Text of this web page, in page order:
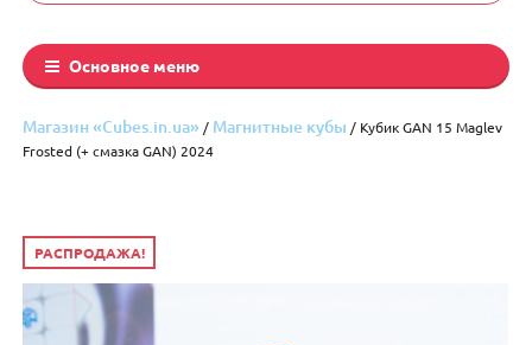
Основное меню
Магазин «Cubes.in.ua» / Магнитные кубы / Кубик GAN 15 Maglev
Frosted (+ смазка GAN) 2024
РАСПРОДАЖА!